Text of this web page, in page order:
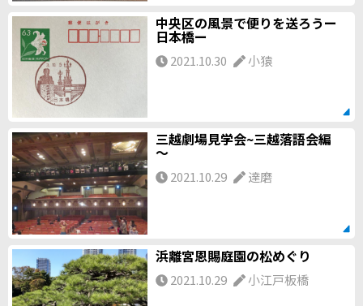
中央区の風景で便りを送ろうー
日本橋ー
2021.10.30 小猿
三越劇場見学会~三越落語会編
～
2021.10.29 達磨
浜離宮恩賜庭園の松めぐり
2021.10.29 小江戸板橋